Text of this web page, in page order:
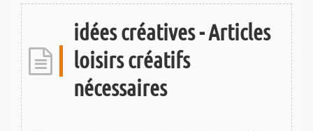
idées créatives - Articles
loisirs créatifs
nécessaires